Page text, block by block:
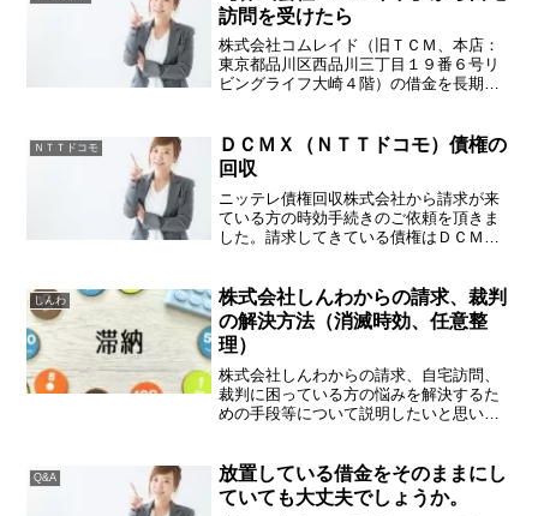
訪問を受けたら
株式会社コムレイド（旧ＴＣＭ、本店：
東京都品川区西品川三丁目１９番６号リ
ビングライフ大崎４階）の借金を長期間
いないことはわかっているけど、もう時
効だから放置しておけばい...
ＮＴＴドコモ
ＤＣＭＸ（ＮＴＴドコモ）債権の
回収
ニッテレ債権回収株式会社から請求が来
ている方の時効手続きのご依頼を頂きま
した。請求してきている債権はＤＣＭＸ
よくケータイ電話を契約した時に一緒に
勧められるサービスです。...
しんわ
株式会社しんわからの請求、裁判
の解決方法（消滅時効、任意整
理）
株式会社しんわからの請求、自宅訪問、
裁判に困っている方の悩みを解決するた
めの手段等について説明したいと思いま
すが、株式会社しんわは、福岡市博多区
中呉服町に本社を置く消費...
Q&A
放置している借金をそのままにし
ていても大丈夫でしょうか。